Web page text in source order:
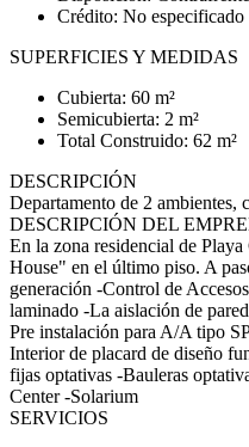
Crédito: No especificado
SUPERFICIES Y MEDIDAS
Cubierta: 60 m²
Semicubierta: 2 m²
Total Construido: 62 m²
DESCRIPCIÓN
Departamento de 2
DESCRIPCIÓN DEL
En la zona residencial de
House" en el último piso. A
generación -Control de
laminado -La aislación de
Pre instalación para A/A tipo
Interior de placard de diseño
fijas optativas -Bauleras
Center -Solarium
SERVICIOS